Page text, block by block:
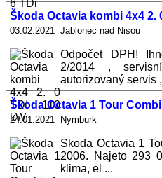
Škoda Octavia kombi 4x4 2.
03.02.2021 Jablonec nad Nisou
Odpočet DPH!
2/2014 ,
autorizovaný servis
Škoda Octavia 1 Tour
24.01.2021 Nymburk
Skoda Octavia 1
2006. Najeto 293
klima, el ...